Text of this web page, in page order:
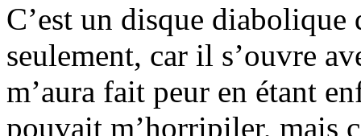
C’est un disque diabolique
seulement, car il s’ouvre
m’aura fait peur en étant
pouvait m’horripiler, mais